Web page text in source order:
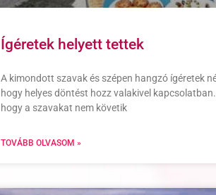
Ígéretek helyett tettek
A kimondott szavak és szépen hangzó ígéretek
hogy helyes döntést hozz valakivel
hogy a szavakat nem követik
TOVÁBB OLVASOM »